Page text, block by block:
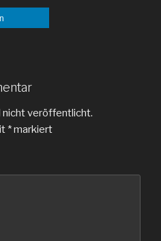
nicht veröffentlicht.
*markiert